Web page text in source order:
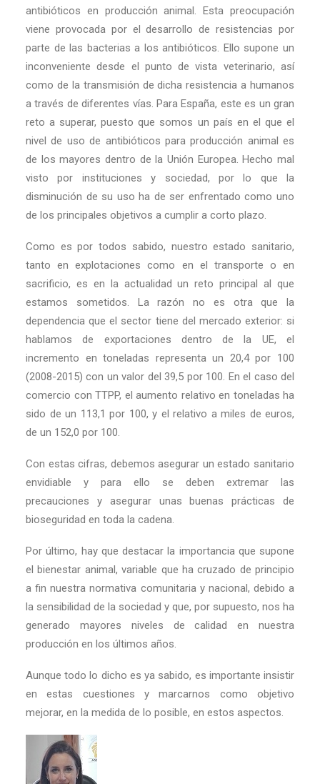
antibióticos en producción animal. Esta preocupación
viene provocada por el desarrollo de resistencias por
parte de las bacterias a los antibióticos. Ello supone un
inconveniente desde el punto de vista veterinario, así
como de la transmisión de dicha resistencia a humanos
a través de diferentes vías. Para España, este es un gran
reto a superar, puesto que somos un país en el que el
nivel de uso de antibióticos para producción animal es
de los mayores dentro de la Unión Europea. Hecho mal
visto por instituciones y sociedad, por lo que la
disminución de su uso ha de ser enfrentado como uno
de los principales objetivos a cumplir a corto plazo.
Como es por todos sabido, nuestro estado sanitario,
tanto en explotaciones como en el transporte o en
sacrificio, es en la actualidad un reto principal al que
estamos sometidos. La razón no es otra que la
dependencia que el sector tiene del mercado exterior: si
hablamos de exportaciones dentro de la UE, el
incremento en toneladas representa un 20,4 por 100
(2008-2015) con un valor del 39,5 por 100. En el caso del
comercio con TTPP, el aumento relativo en toneladas ha
sido de un 113,1 por 100, y el relativo a miles de euros,
de un 152,0 por 100.
Con estas cifras, debemos asegurar un estado sanitario
envidiable y para ello se deben extremar las
precauciones y asegurar unas buenas prácticas de
bioseguridad en toda la cadena.
Por último, hay que destacar la importancia que supone
el bienestar animal, variable que ha cruzado de principio
a fin nuestra normativa comunitaria y nacional, debido a
la sensibilidad de la sociedad y que, por supuesto, nos ha
generado mayores niveles de calidad en nuestra
producción en los últimos años.
Aunque todo lo dicho es ya sabido, es importante insistir
en estas cuestiones y marcarnos como objetivo
mejorar, en la medida de lo posible, en estos aspectos.